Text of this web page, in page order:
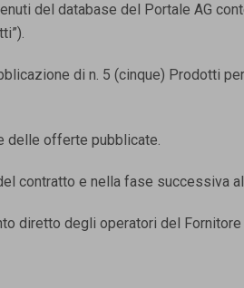
del database del Portale AG
di n. 5 (cinque) Prodotti
delle offerte pubblicate.
contratto e nella fase successiva
diretto degli operatori del